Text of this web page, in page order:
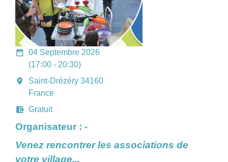
date_range 04 Septembre 2026
(17:00 - 20:30)
room
Saint-Drézéry 34160
France
account_balance_wallet Gratuit
Organisateur : -
Venez rencontrer les associations de
votre village...